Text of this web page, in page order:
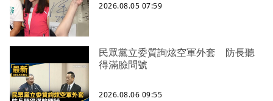
2026.08.05 07:59
民眾黨立委質詢炫空軍外套 防長聽
得滿臉問號
2026.08.06 09:55